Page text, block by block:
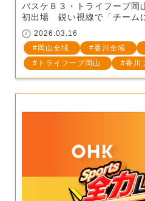
バスケＢ３・トライフープ岡
初出場 鋭い視線で「チーム
2026.03.16
岡山全域
香川全域
トライフープ岡山
香川